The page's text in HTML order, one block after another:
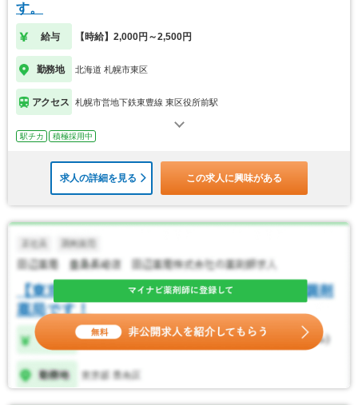
す。
給与 【時給】2,000円～2,500円
勤務地 北海道 札幌市東区
アクセス 札幌市営地下鉄東豊線 東区役所前駅
駅チカ 積極採用中
求人の詳細を見る この求人に興味がある